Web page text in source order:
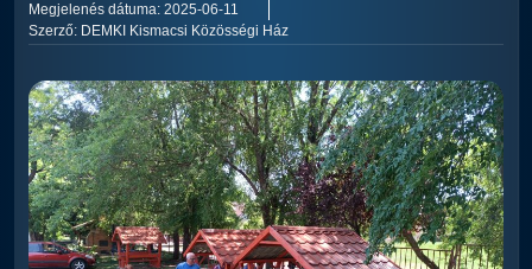
Megjelenés dátuma: 2025-06-11
Szerző: DEMKI Kismacsi Közösségi Ház